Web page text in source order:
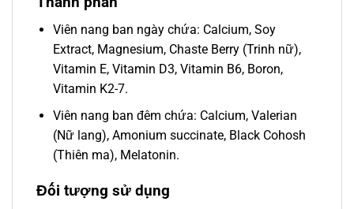
Viên nang ban ngày chứa: Calcium, Soy
Extract, Magnesium, Chaste Berry (Trinh nữ),
Vitamin E, Vitamin D3, Vitamin B6, Boron,
Vitamin K2-7.
Viên nang ban đêm chứa: Calcium, Valerian
(Nữ lang), Amonium succinate, Black Cohosh
(Thiên ma), Melatonin.
Đối tượng sử dụng